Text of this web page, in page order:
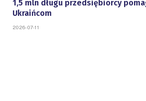
1,5 mln długu przedsiębiorcy
Ukraińcom
2026-07-11